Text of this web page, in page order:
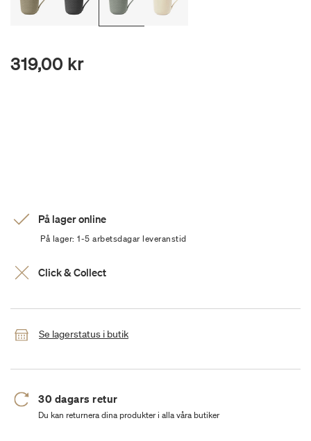
319,00 kr
På lager online
På lager: 1-5 arbetsdagar leveranstid
Click & Collect
Se lagerstatus i butik
30 dagars retur
Du kan returnera dina produkter i alla våra butiker